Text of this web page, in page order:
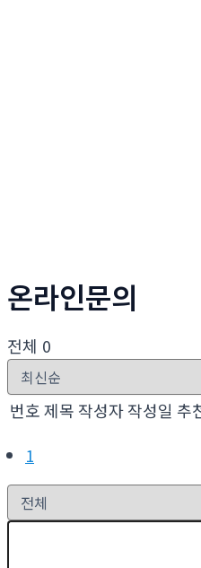
온라인문의
전체 0
번호제목 작성자작성일 추
1